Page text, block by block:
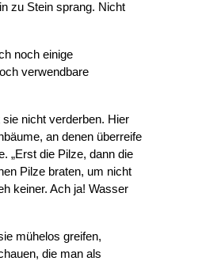
zu Stein sprang. Nicht
noch einige
verwendbare
nicht verderben. Hier
an denen überreife
„Erst die Pilze, dann die
Pilze braten, um nicht
keiner. Ach ja! Wasser
mühelos greifen,
die man als